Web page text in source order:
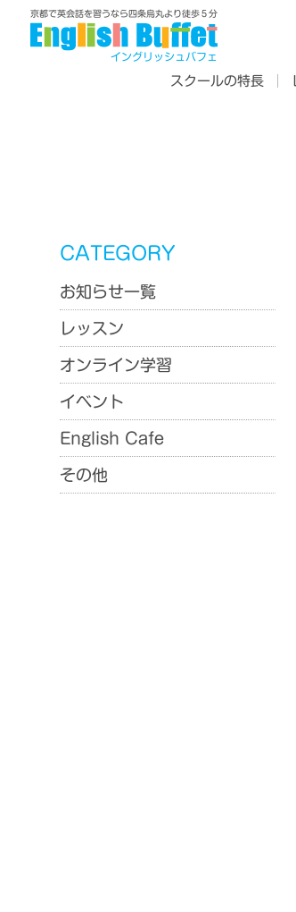
京都で英会話を習うなら四条烏丸より徒歩５分
イングリッシュバフェ
スクールの特長
CATEGORY
お知らせ一覧
レッスン
オンライン学習
イベント
English Cafe
その他